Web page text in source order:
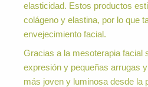
elasticidad. Estos productos
colágeno y elastina, por lo que
envejecimiento facial.
Gracias a la mesoterapia facial
expresión y pequeñas arrugas
más joven y luminosa desde la